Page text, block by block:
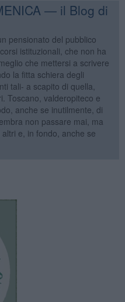
— il Blog di
pensionato del pubblico
istituzionali, che non ha
che mettersi a scrivere
la fitta schiera degli
tali- a scapito di quella,
Toscano, valderopiteco e
anche se inutilmente, di
non passare mai, ma
e, in fondo, anche se